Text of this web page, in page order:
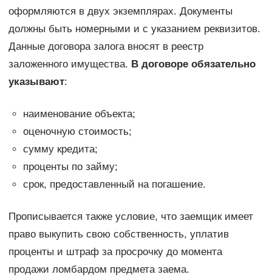
оформляются в двух экземплярах. Документы
должны быть номерными и с указанием реквизитов.
Данные договора залога вносят в реестр
заложенного имущества. В договоре обязательно
указывают:
наименование объекта;
оценочную стоимость;
сумму кредита;
проценты по займу;
срок, предоставленный на погашение.
Прописывается также условие, что заемщик имеет
право выкупить свою собственность, уплатив
проценты и штраф за просрочку до момента
продажи ломбардом предмета заема.